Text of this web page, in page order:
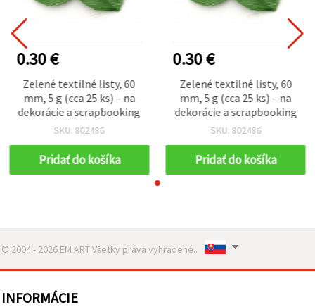
0.30 €
Zelené textilné listy, 60
mm, 5 g (cca 25 ks) – na
dekorácie a scrapbooking
SKU: 802486
Pridať do košíka
0.30 €
Zelené textilné listy, 60
mm, 5 g (cca 25 ks) – na
dekorácie a scrapbooking
SKU: 802486
Pridať do košíka
© 2004 - 2026 EM ART Všetky práva vyhradené..
INFORMÁCIE